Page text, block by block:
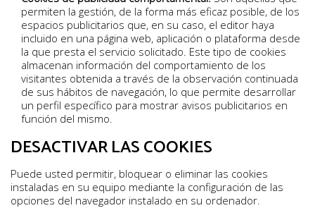
permiten la gestión, de la forma más eficaz posible, de los
espacios publicitarios que, en su caso, el editor haya
incluido en una página web, aplicación o plataforma desde
la que presta el servicio solicitado. Este tipo de cookies
almacenan información del comportamiento de los
visitantes obtenida a través de la observación continuada
de sus hábitos de navegación, lo que permite desarrollar
un perfil específico para mostrar avisos publicitarios en
función del mismo.
DESACTIVAR LAS COOKIES
Puede usted permitir, bloquear o eliminar las cookies
instaladas en su equipo mediante la configuración de las
opciones del navegador instalado en su ordenador.